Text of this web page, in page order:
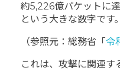
約5,226億パケットに達
という大きな数字です。
（参照元：総務省「 令
これは、攻撃に関連す